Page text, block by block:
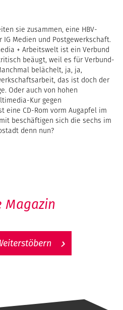
sie zusammen, eine HBV-
Medien und Postgewerkschaft.
+ Arbeitswelt ist ein Verbund
beäugt, weil es für Verbund-
belächelt, ja, ja,
das ist doch der
Oder auch von hohen
Kur gegen
eine CD-Rom vorm Augapfel im
beschäftigen sich die sechs im
denn nun?
Magazin